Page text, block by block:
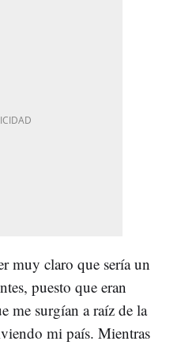
muy claro que sería un
puesto que eran
me surgían a raíz de la
mi país. Mientras